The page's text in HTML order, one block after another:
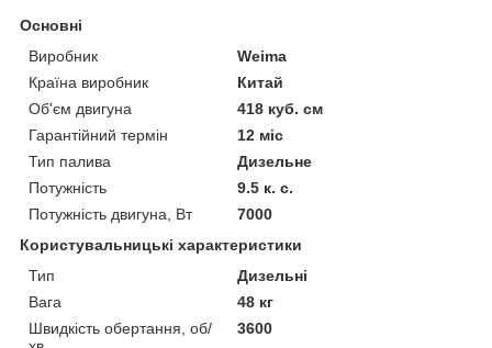
Основні
Виробник
Weima
Країна виробник
Китай
Об'єм двигуна
418 куб. см
Гарантійний термін
12 міс
Тип палива
Дизельне
Потужність
9.5 к. с.
Потужність двигуна, Вт
7000
Користувальницькі характеристики
Тип
Дизельні
Вага
48 кг
Швидкість обертання, об/
3600